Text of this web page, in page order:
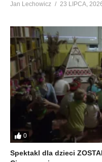
Jan Lechowicz 23 LIPCA,
0
Spektakl dla dzieci